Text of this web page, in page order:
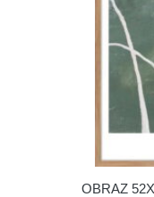
OBRAZ